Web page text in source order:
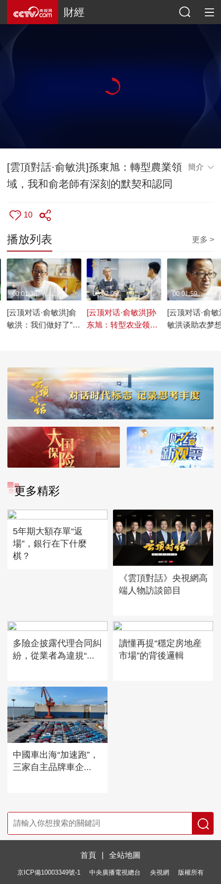
財經
[雲頂對話·俞敏洪]孫東旭：轉型農業領
域，我和俞老師有深刻的默契和認同
簡介
10
播放列表 更多 >
[云顶对话·俞敏洪]俞
敏洪：我们做好了“东
00:01:38
[云顶对话·俞敏洪]孙
东旭：转型农业领
00:02:05
[云顶对话·俞敏
敏洪谈助农梦
00:01:59
更多精彩
5年期大額存單“返
場”，銀行在下什麼
棋？
《雲頂對話》央視網高
端人物訪談節目
多險企披露代理合同糾
紛，從業者為違規“...
讀懂再提“穩定房地産
市場”的背後邏輯
中國車出海“加速跑”，
三家自主品牌車企...
首頁 全站地圖
京ICP備10003349號-1 中央廣播電視總台 央視網 版權所有